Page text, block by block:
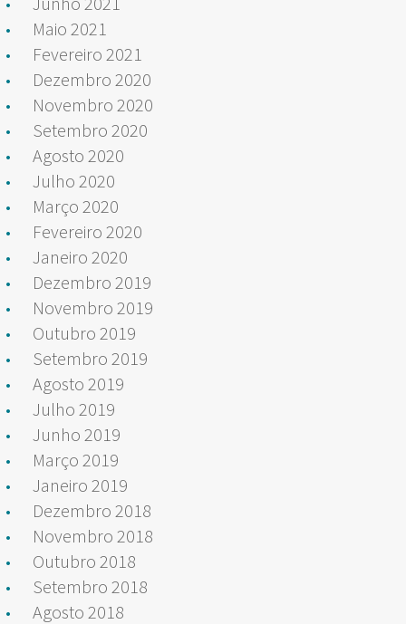
Maio 2021
Fevereiro 2021
Dezembro 2020
Novembro 2020
Setembro 2020
Agosto 2020
Julho 2020
Março 2020
Fevereiro 2020
Janeiro 2020
Dezembro 2019
Novembro 2019
Outubro 2019
Setembro 2019
Agosto 2019
Julho 2019
Junho 2019
Março 2019
Janeiro 2019
Dezembro 2018
Novembro 2018
Outubro 2018
Setembro 2018
Agosto 2018